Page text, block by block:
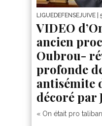
LIGUEDEFENSEJUIVE |
VIDEO
ancien
Oubrou-
profonde
antisémite
décoré par
« On était pro